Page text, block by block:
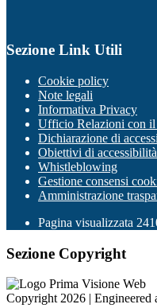
Sezione Link Utili
Cookie policy
Note legali
Informativa Privacy
Ufficio Relazioni con
Dichiarazione di
Obiettivi di accessibilità
Whistleblowing
Gestione consensi
Amministrazione
Pagina visualizzata
Sezione Copyright
Copyright 2026 | Engineered